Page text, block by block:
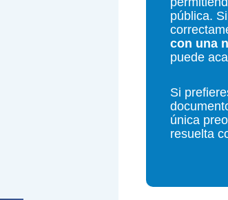
pública.
con una
puede
Si
única
resuelta